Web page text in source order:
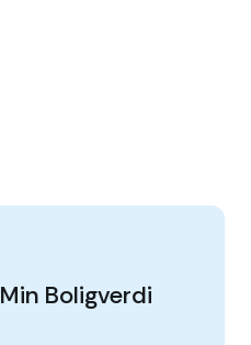
Min Boligverdi